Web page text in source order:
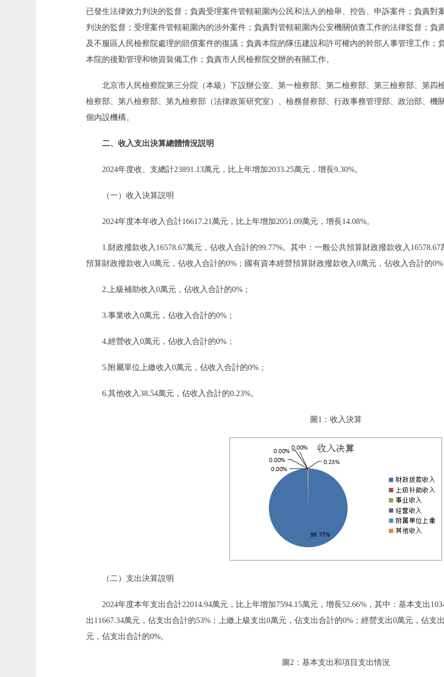
已發生法律效力判決的監督；負責受理案件管轄範圍內公民和法人的檢舉、控告、申訴案件；負責對
判決的監督；受理案件管轄範圍內的涉外案件；負責對管轄範圍內公安機關偵查工作的法律監督；負
及不服區人民檢察院處理的賠償案件的復議；負責本院的隊伍建設和許可權內的幹部人事管理工作；
本院的後勤管理和物資裝備工作；負責市人民檢察院交辦的有關工作。
北京市人民檢察院第三分院（本級）下設辦公室、第一檢察部、第二檢察部、第三檢察部、第四
檢察部、第八檢察部、第九檢察部（法律政策研究室）、檢務督察部、行政事務管理部、政治部、機
個內設機構。
二、收入支出決算總體情況説明
2024年度收、支總計23891.13萬元，比上年增加2033.25萬元，增長9.30%。
（一）收入決算説明
2024年度本年收入合計16617.21萬元，比上年增加2051.09萬元，增長14.08%。
1.財政撥款收入16578.67萬元，佔收入合計的99.77%。其中：一般公共預算財政撥款收入
預算財政撥款收入0萬元，佔收入合計的0%；國有資本經營預算財政撥款收入0萬元，佔收入合計的0%
2.上級補助收入0萬元，佔收入合計的0%；
3.事業收入0萬元，佔收入合計的0%；
4.經營收入0萬元，佔收入合計的0%；
5.附屬單位上繳收入0萬元，佔收入合計的0%；
6.其他收入38.54萬元，佔收入合計的0.23%。
圖1：收入決算
（二）支出決算説明
2024年度本年支出合計22014.94萬元，比上年增加7594.15萬元，增長52.66%，其中：基本支出
出11667.34萬元，佔支出合計的53%；上繳上級支出0萬元，佔支出合計的0%；經營支出0萬元，佔支
元，佔支出合計的0%。
圖2：基本支出和項目支出情況